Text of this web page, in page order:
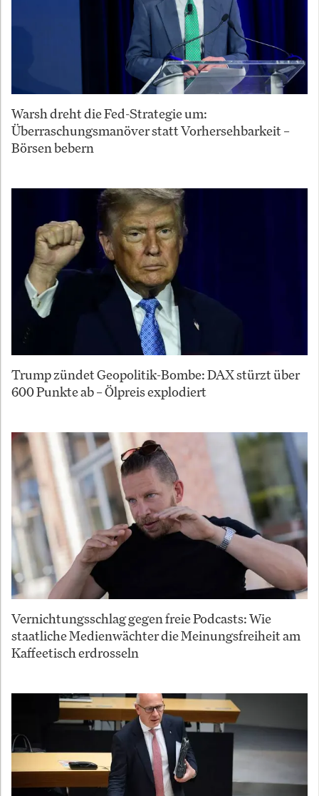
Warsh dreht die Fed-Strategie um:
Überraschungsmanöver statt Vorhersehbarkeit –
Börsen bebern
Trump zündet Geopolitik-Bombe: DAX stürzt über
600 Punkte ab – Ölpreis explodiert
Vernichtungsschlag gegen freie Podcasts: Wie
staatliche Medienwächter die Meinungsfreiheit am
Kaffeetisch erdrosseln